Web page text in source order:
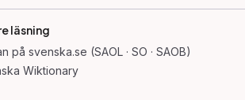
läsning
på svenska.se (SAOL · SO · SAOB)
Wiktionary